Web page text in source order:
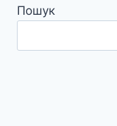
Пошук